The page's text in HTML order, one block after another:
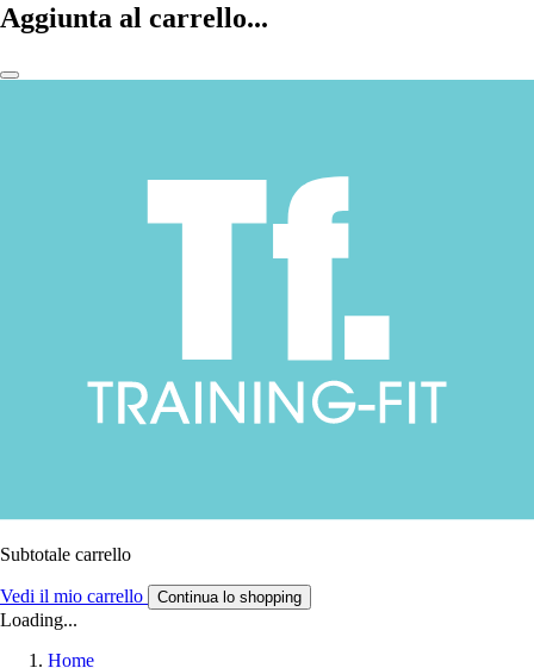
Aggiunta al carrello...
Subtotale carrello
Vedi il mio carrello Continua lo shopping
Loading...
Home